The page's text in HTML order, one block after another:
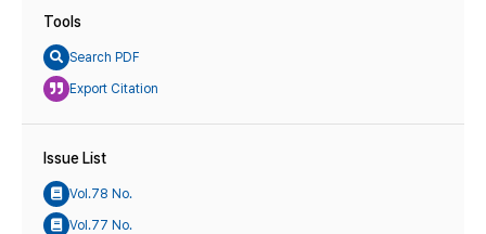
Tools
Search PDF
Export Citation
Issue List
Vol.78 No.
Vol.77 No.